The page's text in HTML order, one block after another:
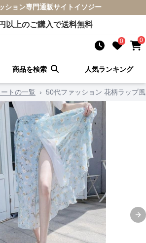
ション専門通販サイト イソジー
円以上のご購入で送料無料
0 0
商品を検索 人気ランキング
ートの一覧 › 50代ファッション 花柄ラップ